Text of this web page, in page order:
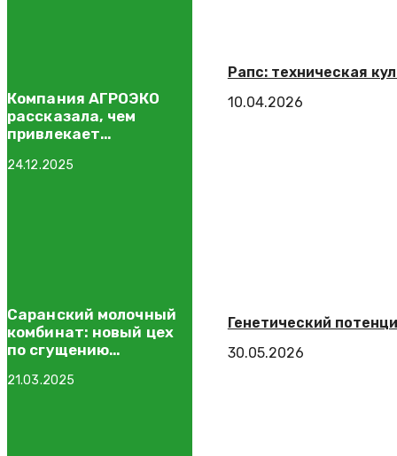
Рапс: техническая
10.04.2026
Генетический
30.05.2026
Компания АГРОЭКО
рассказала, чем
привлекает
условиях дефицита
24.12.2025
Саранский молочный
комбинат: новый цех
по сгущению
экспорта в Грузию
21.03.2025